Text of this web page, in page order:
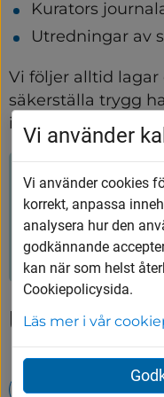
Kurators
Utredningar av
Vi följer alltid
säkerställa trygg
information.
Hjälpte
Ja
Upptäck mer
Evenemang
Vi använder
Vi använder cookies
korrekt, anpassa
analysera hur den
godkännande
kan när som helst
Cookiepolicysida.
Läs mer i vår